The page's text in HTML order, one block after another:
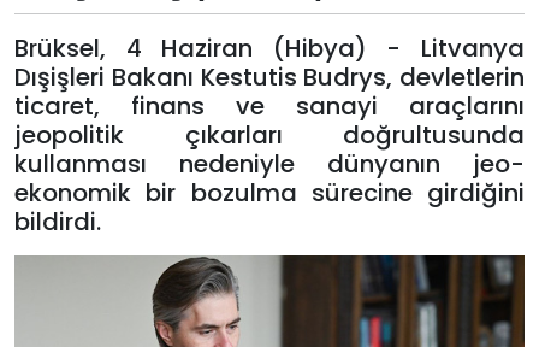
Brüksel, 4 Haziran (Hibya) - Litvanya
Dışişleri Bakanı Kestutis Budrys, devletlerin
ticaret, finans ve sanayi araçlarını
jeopolitik çıkarları doğrultusunda
kullanması nedeniyle dünyanın jeo-
ekonomik bir bozulma sürecine girdiğini
bildirdi.